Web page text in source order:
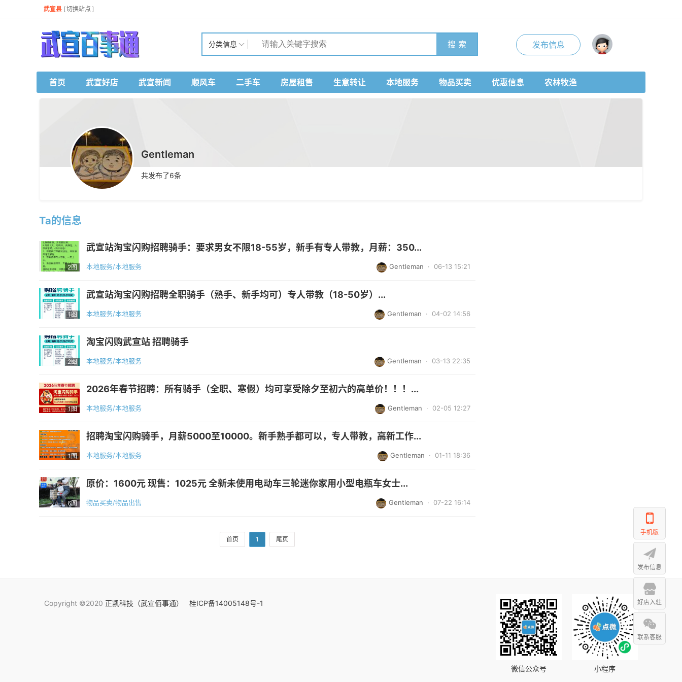
武宣县 [切换站点 ]
分类信息 搜 索 发布信息
首页 武宣好店 武宣新闻 顺风车 二手车 房屋租售 生意转让 本地服务 物品买卖 优惠信息 农林牧渔
Gentleman
共发布了6条
Ta的信息
2图
武宣站淘宝闪购招聘骑手：要求男女不限18-55岁，新手有专人带教，月薪：350...
本地服务/本地服务 Gentleman · 06-13 15:21
1图
武宣站淘宝闪购招聘全职骑手（熟手、新手均可）专人带教（18-50岁）...
本地服务/本地服务 Gentleman · 04-02 14:56
2图
淘宝闪购武宣站 招聘骑手
本地服务/本地服务 Gentleman · 03-13 22:35
1图
2026年春节招聘：所有骑手（全职、寒假）均可享受除夕至初六的高单价！！！...
本地服务/本地服务 Gentleman · 02-05 12:27
1图
招聘淘宝闪购骑手，月薪5000至10000。新手熟手都可以，专人带教，高新工作...
本地服务/本地服务 Gentleman · 01-11 18:36
6图
原价：1600元 现售：1025元 全新未使用电动车三轮迷你家用小型电瓶车女士...
物品买卖/物品出售 Gentleman · 07-22 16:14
首页 1 尾页
Copyright ©2020 正凯科技（武宣佰事通） 桂ICP备14005148号-1
小程序
微信公众号
手机版
发布信息
好店入驻
联系客服